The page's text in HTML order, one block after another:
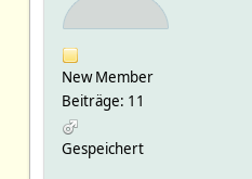
New Member
Beiträge: 11
Gespeichert